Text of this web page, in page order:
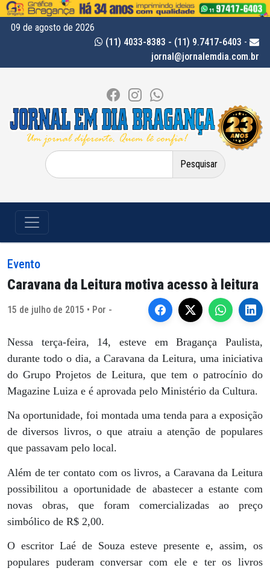
09 de agosto de 2026
(11) 4033-8383 - (11) 9.7417-6403 -
jornal@jornalemdia.com.br
Pesquisar
por:
Evento
Caravana da Leitura motiva acesso à leitura
15 de julho de 2015 • Por -
Nessa terça-feira, 14, esteve em Bragança Paulista,
durante todo o dia, a Caravana da Leitura, uma iniciativa
do Grupo Projetos de Leitura, que tem o patrocínio do
Magazine Luiza e é aprovada pelo Ministério da Cultura.
Na oportunidade, foi montada uma tenda para a exposição
de diversos livros, o que atraiu a atenção de populares
que passavam pelo local.
Além de ter contato com os livros, a Caravana da Leitura
possibilitou a oportunidade de abastecer a estante com
novas obras, que foram comercializadas ao preço
simbólico de R$ 2,00.
O escritor Laé de Souza esteve presente e, assim, os
populares puderam conversar com ele e ter os livros